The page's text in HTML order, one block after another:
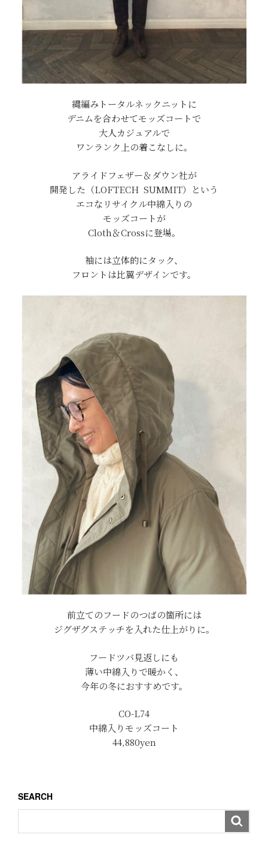
縄編みトータルネックニットに
デニムを合わせてモッズコートで
大人カジュアルで
ワンランク上の着こなしに。
アライドフェザー＆ダウン社が
開発した（LOFTECH SUMMIT）という
エコなリサイクル中綿入りの
モッズコートが
Cloth＆Crossに登場。
袖には立体的にタック、
フロントは比翼デザインです。
前立てのフードのつばの箇所には
ジグザグステッチを入れた仕上がりに。
フードツバ見返しにも
薄い中綿入りで暖かく、
今年の冬におすすめです。
CO-L74
中綿入りモッズコート
44,880yen
SEARCH